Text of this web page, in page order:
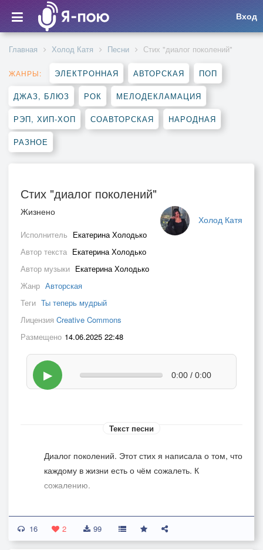
Вход
Главная Холод Катя Песни Стих "диалог поколений"
ЖАНРЫ: ЭЛЕКТРОННАЯ АВТОРСКАЯ ПОП
ДЖАЗ, БЛЮЗ РОК МЕЛОДЕКЛАМАЦИЯ
РЭП, ХИП-ХОП СОАВТОРСКАЯ НАРОДНАЯ
РАЗНОЕ
Стих "диалог поколений"
Холод Катя
Жизнено
Исполнитель Екатерина Холодько
Автор текста Екатерина Холодько
Автор музыки Екатерина Холодько
Жанр Авторская
Теги Ты теперь мудрый
Лицензия Creative Commons
Размещено 14.06.2025 22:48
▶ 0:00 / 0:00
Текст песни
Диалог поколений. Этот стих я написала о том, что
каждому в жизни есть о чём сожалеть. К
сожалению.
16 2 99